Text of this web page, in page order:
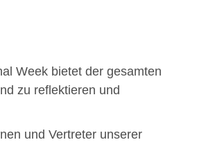
Week bietet der gesamten
zu reflektieren und
und Vertreter unserer